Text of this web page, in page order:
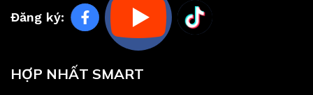
Đăng ký:
HỢP NHẤT SMART